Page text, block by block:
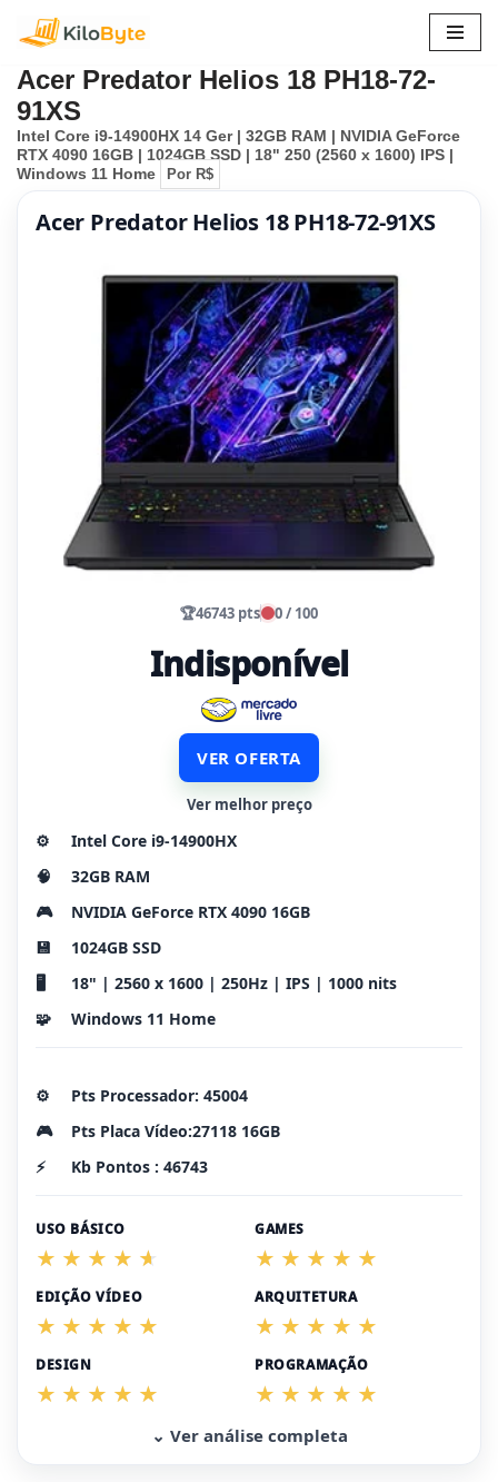
para
o
conteúdo
Acer Predator Helios 18 PH18-72-
91XS
Intel Core i9-14900HX 14 Ger | 32GB RAM | NVIDIA GeForce
RTX 4090 16GB | 1024GB SSD | 18" 250 (2560 x 1600) IPS |
Windows 11 Home
Por R$
Acer Predator Helios 18 PH18-72-91XS
🏆46743 pts 0 / 100
Indisponível
VER OFERTA
Ver melhor preço
⚙️
Intel Core i9-14900HX
🧠
32GB RAM
🎮
NVIDIA GeForce RTX 4090 16GB
💾
1024GB SSD
🖥️
18" | 2560 x 1600 | 250Hz | IPS | 1000 nits
🧩
Windows 11 Home
⚙️
Pts Processador: 45004
🎮
Pts Placa Vídeo:27118 16GB
⚡
Kb Pontos : 46743
USO BÁSICO GAMES
EDIÇÃO VÍDEO ARQUITETURA
DESIGN PROGRAMAÇÃO
⌄ Ver análise completa